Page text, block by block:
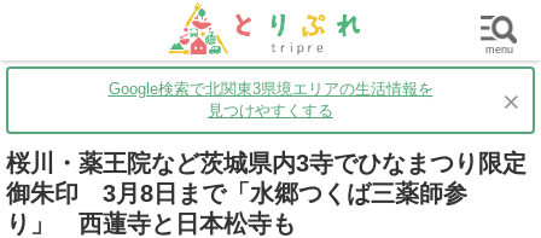
茨城 グルメ 買い物 子育て
Google検索で北関東3県境エリアの生活情報を
見つけやすくする
×
桜川・薬王院など茨城県内3寺でひなまつり限定
御朱印 3月8日まで「水郷つくば三薬師参
り」 西蓮寺と日本松寺も
menu